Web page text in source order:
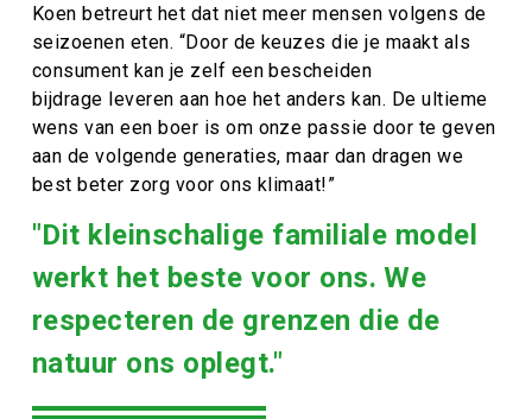
Koen betreurt het dat niet meer mensen volgens de
seizoenen eten. “Door de keuzes die je maakt als
consument kan je zelf een bescheiden
bijdrage leveren aan hoe het anders kan. De ultieme
wens van een boer is om onze passie door te geven
aan de volgende generaties, maar dan dragen we
best beter zorg voor ons klimaat!”
"Dit kleinschalige familiale model
werkt het beste voor ons. We
respecteren de grenzen die de
natuur ons oplegt."